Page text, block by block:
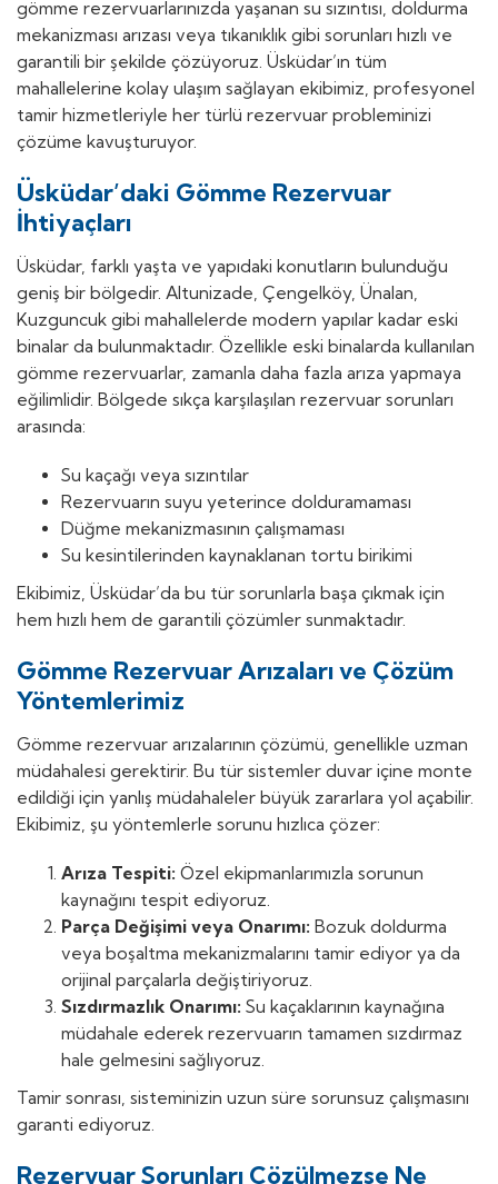
gömme rezervuarlarınızda yaşanan su sızıntısı, doldurma
mekanizması arızası veya tıkanıklık gibi sorunları hızlı ve
garantili bir şekilde çözüyoruz. Üsküdar’ın tüm
mahallelerine kolay ulaşım sağlayan ekibimiz, profesyonel
tamir hizmetleriyle her türlü rezervuar probleminizi
çözüme kavuşturuyor.
Üsküdar’daki Gömme Rezervuar
İhtiyaçları
Üsküdar, farklı yaşta ve yapıdaki konutların bulunduğu
geniş bir bölgedir. Altunizade, Çengelköy, Ünalan,
Kuzguncuk gibi mahallelerde modern yapılar kadar eski
binalar da bulunmaktadır. Özellikle eski binalarda kullanılan
gömme rezervuarlar, zamanla daha fazla arıza yapmaya
eğilimlidir. Bölgede sıkça karşılaşılan rezervuar sorunları
arasında:
Su kaçağı veya sızıntılar
Rezervuarın suyu yeterince dolduramaması
Düğme mekanizmasının çalışmaması
Su kesintilerinden kaynaklanan tortu birikimi
Ekibimiz, Üsküdar’da bu tür sorunlarla başa çıkmak için
hem hızlı hem de garantili çözümler sunmaktadır.
Gömme Rezervuar Arızaları ve Çözüm
Yöntemlerimiz
Gömme rezervuar arızalarının çözümü, genellikle uzman
müdahalesi gerektirir. Bu tür sistemler duvar içine monte
edildiği için yanlış müdahaleler büyük zararlara yol açabilir.
Ekibimiz, şu yöntemlerle sorunu hızlıca çözer:
Arıza Tespiti: Özel ekipmanlarımızla sorunun
kaynağını tespit ediyoruz.
Parça Değişimi veya Onarımı: Bozuk doldurma
veya boşaltma mekanizmalarını tamir ediyor ya da
orijinal parçalarla değiştiriyoruz.
Sızdırmazlık Onarımı: Su kaçaklarının kaynağına
müdahale ederek rezervuarın tamamen sızdırmaz
hale gelmesini sağlıyoruz.
Tamir sonrası, sisteminizin uzun süre sorunsuz çalışmasını
garanti ediyoruz.
Rezervuar Sorunları Çözülmezse Ne